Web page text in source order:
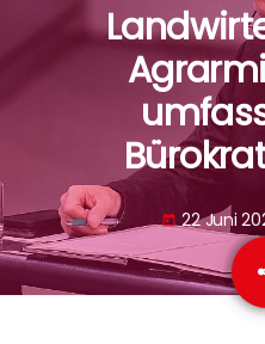
today 22 Juni